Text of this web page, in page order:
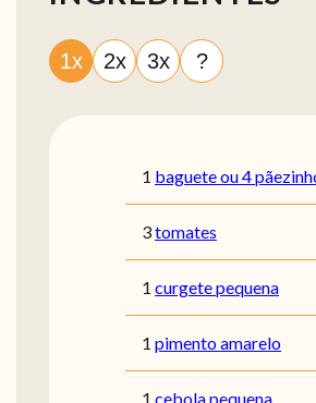
1x 2x 3x ?
1 baguete ou 4
3tomates
1 curgete pequena
1 pimento amarelo
1 cebola pequena